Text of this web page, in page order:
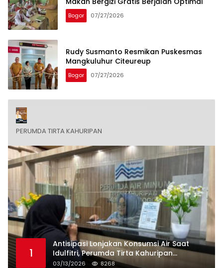
Bogor 07/27/2026
Rudy Susmanto Resmikan Puskesmas
Mangkuluhur Citeureup
Bogor 07/27/2026
PERUMDA TIRTA KAHURIPAN
1
Antisipasi Lonjakan Konsumsi Air Saat
Idulfitri, Perumda Tirta Kahuripan
Berlakukan Status Siaga Lebaran
03/13/2026 8268